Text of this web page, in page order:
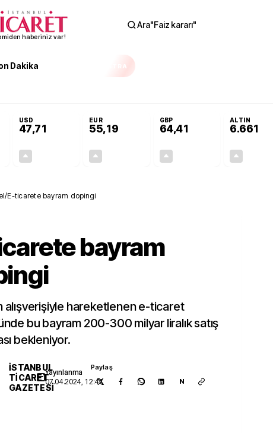
haberiniz var!
Ara"Faiz kararı"
Dakika EKSTRA
USD
47,71
EUR
55,19
GBP
64,41
ALTIN
6.661
/E-ticarete bayram dopingi
bayram
alışverişiyle hareketlenen e-ticaret
bu bayram 200-300 milyar liralık satış
bekleniyor.
İSTANBUL
TICARET
GAZETESI
Yayınlanma
07.04.2024, 12:47
Paylaş
N